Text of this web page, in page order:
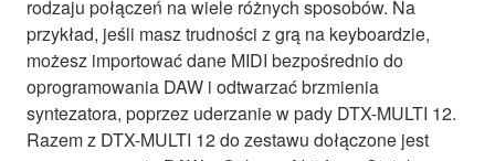
rodzaju połączeń na wiele różnych sposobów. Na
przykład, jeśli masz trudności z grą na keyboardzie,
możesz importować dane MIDI bezpośrednio do
oprogramowania DAW i odtwarzać brzmienia
syntezatora, poprzez uderzanie w pady DTX-MULTI 12.
Razem z DTX-MULTI 12 do zestawu dołączone jest